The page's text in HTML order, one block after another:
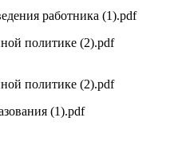
работника (1).pdf
политике (2).pdf
политике (2).pdf
(1).pdf